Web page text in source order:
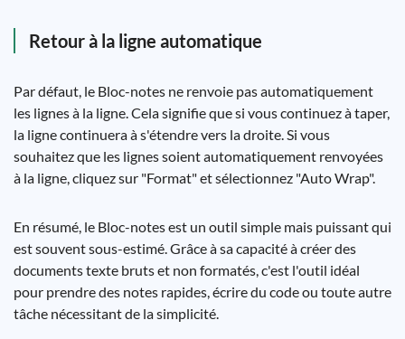
Retour à la ligne automatique
Par défaut, le Bloc-notes ne renvoie pas automatiquement
les lignes à la ligne. Cela signifie que si vous continuez à taper,
la ligne continuera à s'étendre vers la droite. Si vous
souhaitez que les lignes soient automatiquement renvoyées
à la ligne, cliquez sur "Format" et sélectionnez "Auto Wrap".
En résumé, le Bloc-notes est un outil simple mais puissant qui
est souvent sous-estimé. Grâce à sa capacité à créer des
documents texte bruts et non formatés, c'est l'outil idéal
pour prendre des notes rapides, écrire du code ou toute autre
tâche nécessitant de la simplicité.